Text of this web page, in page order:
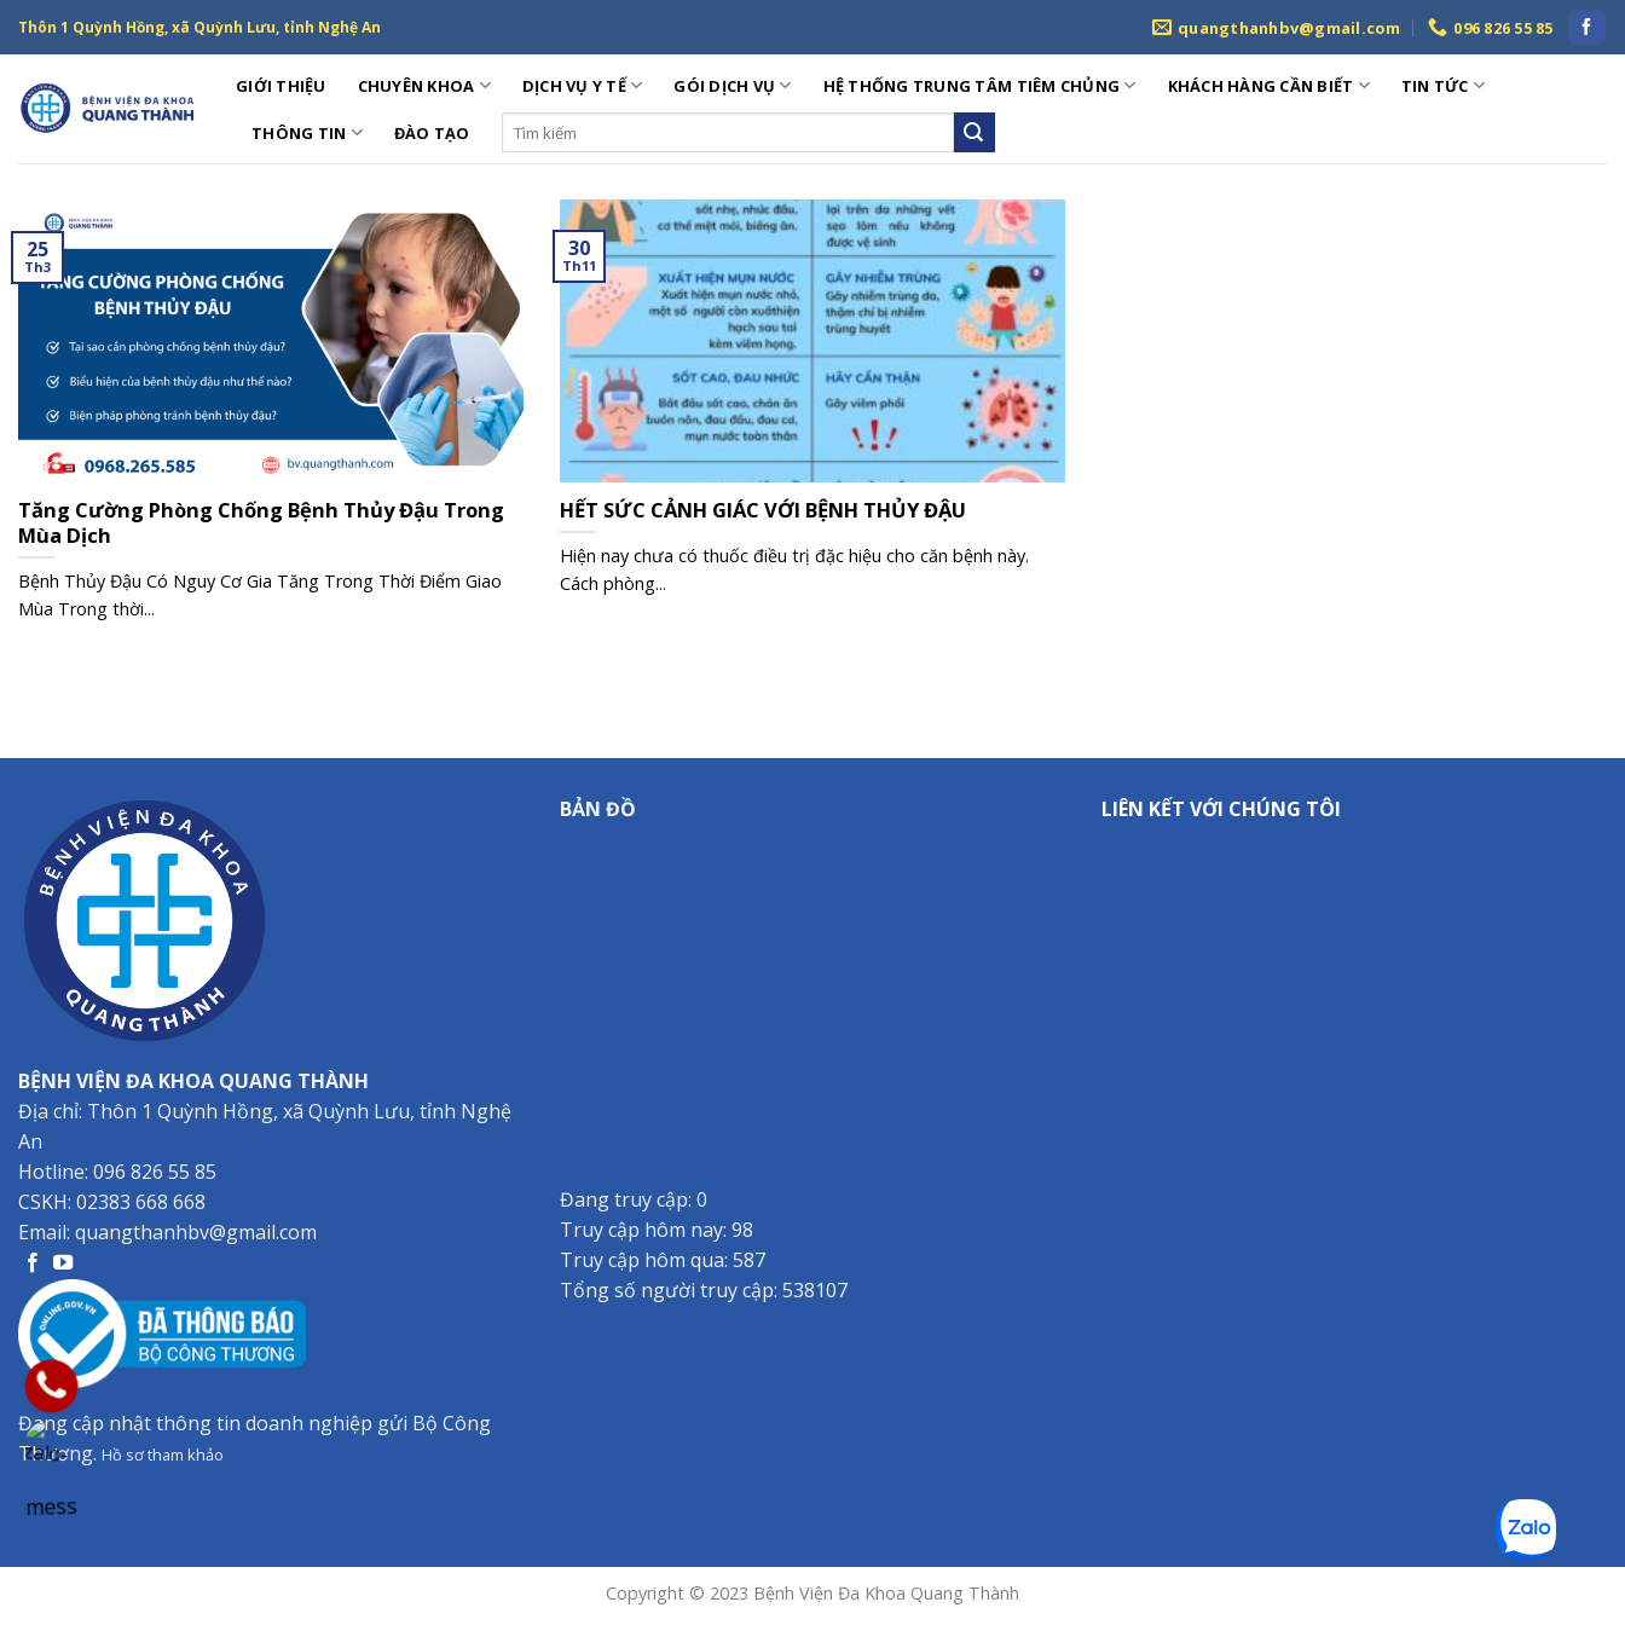
Thôn 1 Quỳnh Hồng, xã Quỳnh Lưu, tỉnh Nghệ An quangthanhbv@gmail.com 096 826 55 85
GIỚI THIỆU CHUYÊN KHOA DỊCH VỤ Y TẾ GÓI DỊCH VỤ HỆ THỐNG TRUNG TÂM TIÊM CHỦNG KHÁCH HÀNG CẦN BIẾT TIN TỨC
THÔNG TIN ĐÀO TẠO
Search
for:
Tăng Cường Phòng Chống Bệnh Thủy Đậu Trong
Mùa Dịch
Bệnh Thủy Đậu Có Nguy Cơ Gia Tăng Trong Thời Điểm Giao
Mùa Trong thời...
25
Th3
HẾT SỨC CẢNH GIÁC VỚI BỆNH THỦY ĐẬU
Hiện nay chưa có thuốc điều trị đặc hiệu cho căn bệnh này.
Cách phòng...
30
Th11
BỆNH VIỆN ĐA KHOA QUANG THÀNH
Địa chỉ: Thôn 1 Quỳnh Hồng, xã Quỳnh Lưu, tỉnh Nghệ
An
Hotline: 096 826 55 85
CSKH: 02383 668 668
Email: quangthanhbv@gmail.com
Đang cập nhật thông tin doanh nghiệp gửi Bộ Công
Thương. Hồ sơ tham khảo
BẢN ĐỒ
Đang truy cập: 0
Truy cập hôm nay: 98
Truy cập hôm qua: 587
Tổng số người truy cập: 538107
LIÊN KẾT VỚI CHÚNG TÔI
Copyright © 2023 Bệnh Viện Đa Khoa Quang Thành